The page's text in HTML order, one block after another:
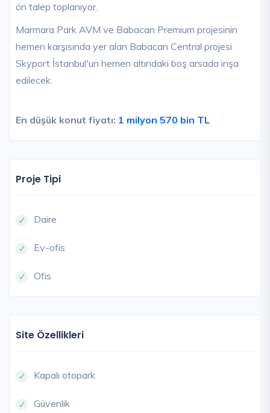
ön talep toplanıyor.
Marmara Park AVM ve Babacan Premium projesinin
hemen karşısında yer alan Babacan Central projesi
Skyport İstanbul'un hemen altındaki boş arsada inşa
edilecek.
En düşük konut fiyatı: 1 milyon 570 bin TL
Proje Tipi
Daire
Ev-ofis
Ofis
Site Özellikleri
Kapalı otopark
Güvenlik